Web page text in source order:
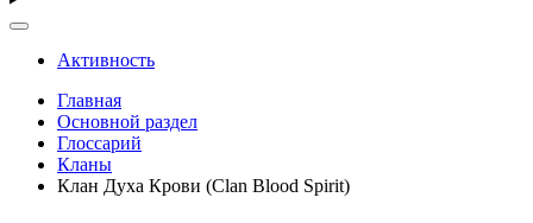
Активность
Главная
Основной раздел
Глоссарий
Кланы
Клан Духа Крови (Clan Blood Spirit)